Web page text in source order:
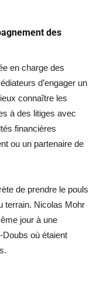
des
en charge des
d’engager un
connaître les
à des litiges avec
financières
ou un partenaire de
de prendre le pouls
terrain. Nicolas Mohr
jour à une
où étaient